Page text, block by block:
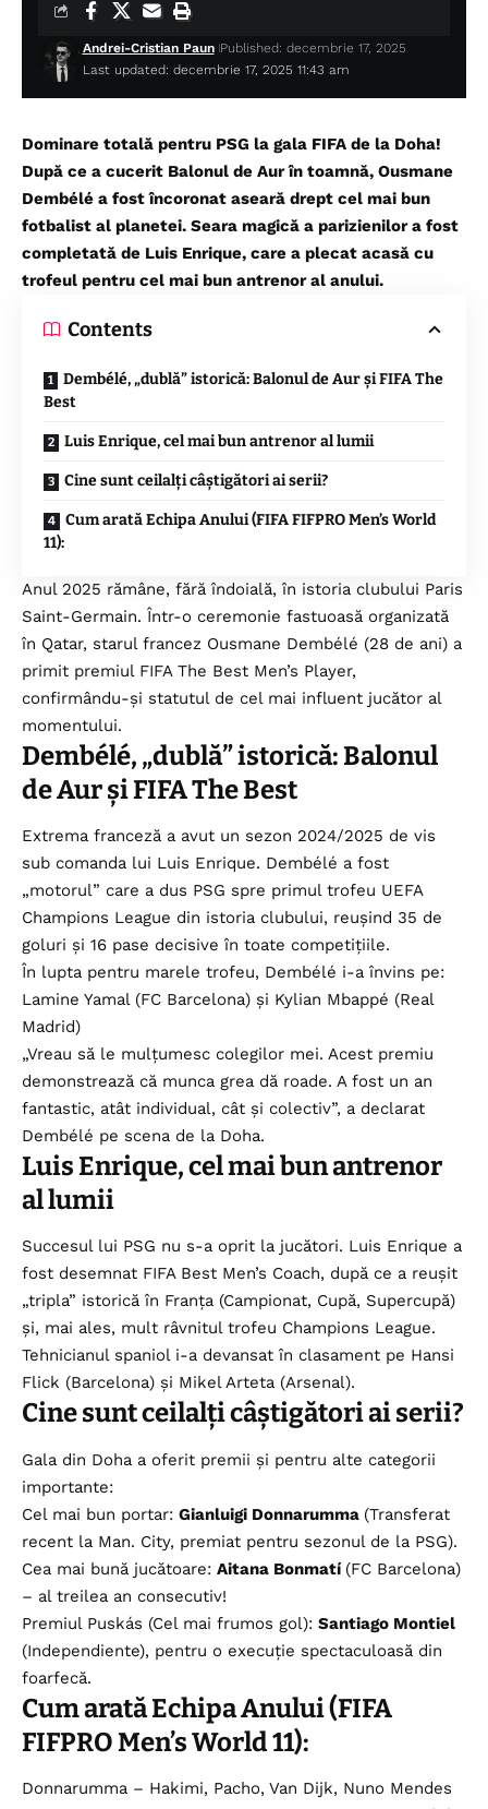
Last updated: decembrie 17, 2025 11:43 am
Andrei-Cristian Paun Published: decembrie 17, 2025
Dominare totală pentru PSG la gala FIFA de la Doha!
După ce a cucerit Balonul de Aur în toamnă, Ousmane
Dembélé a fost încoronat aseară drept cel mai bun
fotbalist al planetei. Seara magică a parizienilor a fost
completată de Luis Enrique, care a plecat acasă cu
trofeul pentru cel mai bun antrenor al anului.
Contents
Dembélé, „dublă” istorică: Balonul de Aur și FIFA The
Best
Luis Enrique, cel mai bun antrenor al lumii
Cine sunt ceilalți câștigători ai serii?
Cum arată Echipa Anului (FIFA FIFPRO Men’s World
11):
Anul 2025 rămâne, fără îndoială, în istoria clubului Paris
Saint-Germain. Într-o ceremonie fastuoasă organizată
în Qatar, starul francez Ousmane Dembélé (28 de ani) a
primit premiul FIFA The Best Men’s Player,
confirmându-și statutul de cel mai influent jucător al
momentului.
Dembélé, „dublă” istorică: Balonul
de Aur și FIFA The Best
Extrema franceză a avut un sezon 2024/2025 de vis
sub comanda lui Luis Enrique. Dembélé a fost
„motorul” care a dus PSG spre primul trofeu UEFA
Champions League din istoria clubului, reușind 35 de
goluri și 16 pase decisive în toate competițiile.
În lupta pentru marele trofeu, Dembélé i-a învins pe:
Lamine Yamal (FC Barcelona) și Kylian Mbappé (Real
Madrid)
„Vreau să le mulțumesc colegilor mei. Acest premiu
demonstrează că munca grea dă roade. A fost un an
fantastic, atât individual, cât și colectiv”, a declarat
Dembélé pe scena de la Doha.
Luis Enrique, cel mai bun antrenor
al lumii
Succesul lui PSG nu s-a oprit la jucători. Luis Enrique a
fost desemnat FIFA Best Men’s Coach, după ce a reușit
„tripla” istorică în Franța (Campionat, Cupă, Supercupă)
și, mai ales, mult râvnitul trofeu Champions League.
Tehnicianul spaniol i-a devansat în clasament pe Hansi
Flick (Barcelona) și Mikel Arteta (Arsenal).
Cine sunt ceilalți câștigători ai serii?
Gala din Doha a oferit premii și pentru alte categorii
importante:
Cel mai bun portar: Gianluigi Donnarumma (Transferat
recent la Man. City, premiat pentru sezonul de la PSG).
Cea mai bună jucătoare: Aitana Bonmatí (FC Barcelona)
– al treilea an consecutiv!
Premiul Puskás (Cel mai frumos gol): Santiago Montiel
(Independiente), pentru o execuție spectaculoasă din
foarfecă.
Cum arată Echipa Anului (FIFA
FIFPRO Men’s World 11):
Donnarumma – Hakimi, Pacho, Van Dijk, Nuno Mendes